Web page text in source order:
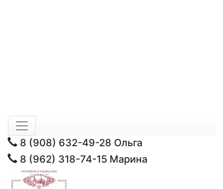
8 (908) 632-49-28 Ольга
8 (962) 318-74-15 Марина